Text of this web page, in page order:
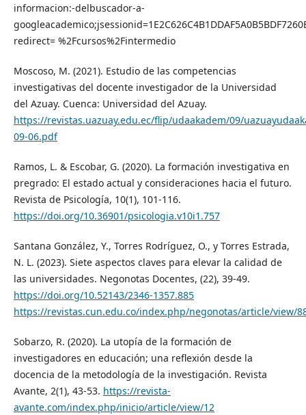
informacion:-delbuscador-a-
redirect= %2Fcursos%2Fintermedio
Moscoso, M. (2021). Estudio de las competencias
investigativas del docente investigador de la Universidad
del Azuay. Cuenca: Universidad del Azuay.
https://revistas.uazuay.edu.ec/flip/udaakadem/09/
09-06.pdf
Ramos, L. & Escobar, G. (2020). La formación investigativa en
pregrado: El estado actual y consideraciones hacia el futuro.
Revista de Psicología, 10(1), 101-116.
https://doi.org/10.36901/psicologia.v10i1.757
Santana González, Y., Torres Rodríguez, O., y Torres Estrada,
N. L. (2023). Siete aspectos claves para elevar la calidad de
las universidades. Negonotas Docentes, (22), 39-49.
https://doi.org/10.52143/2346-1357.885
https://revistas.cun.edu.co/index.php/negonotas/article/view/
Sobarzo, R. (2020). La utopía de la formación de
investigadores en educación; una reflexión desde la
docencia de la metodología de la investigación. Revista
Avante, 2(1), 43-53. https://revista-
avante.com/index.php/inicio/article/view/12